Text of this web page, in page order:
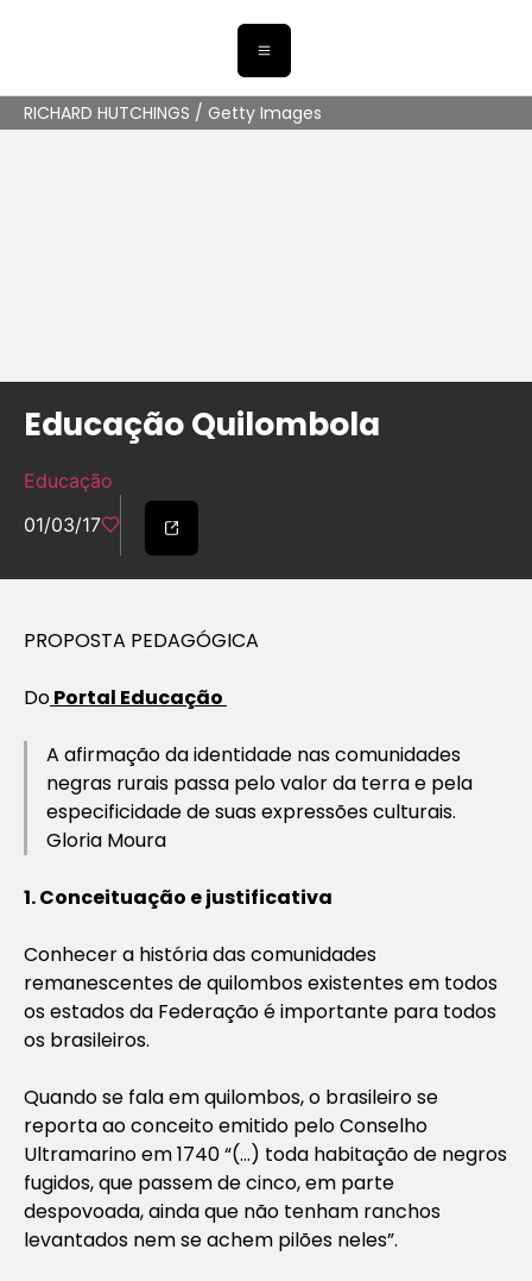
RICHARD HUTCHINGS / Getty Images
Educação Quilombola
Educação
01/03/17
PROPOSTA PEDAGÓGICA
DoPortal Educação
A afirmação da identidade nas comunidades
negras rurais passa pelo valor da terra e pela
especificidade de suas expressões culturais.
Gloria Moura
1. Conceituação e justificativa
Conhecer a história das comunidades
remanescentes de quilombos existentes em todos
os estados da Federação é importante para todos
os brasileiros.
Quando se fala em quilombos, o brasileiro se
reporta ao conceito emitido pelo Conselho
Ultramarino em 1740 “(…) toda habitação de negros
fugidos, que passem de cinco, em parte
despovoada, ainda que não tenham ranchos
levantados nem se achem pilões neles”.